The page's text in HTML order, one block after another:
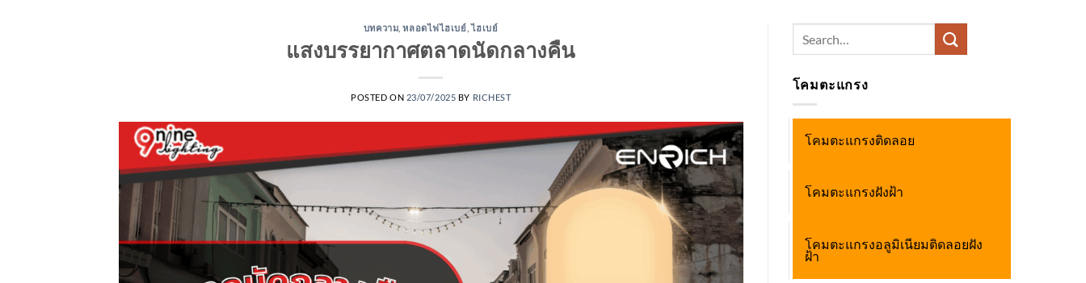
บทความ ,หลอดไฟไฮเบย์ ,ไฮเบย์
แสงบรรยากาศตลาดนัดกลางคืน
POSTED ON 23/07/2025 BY RICHEST
โคมตะแกรง
โคมตะแกรงติดลอย
โคมตะแกรงฝังฝ้า
โคมตะแกรงอลูมิเนียมติดลอยฝัง
ฝ้า